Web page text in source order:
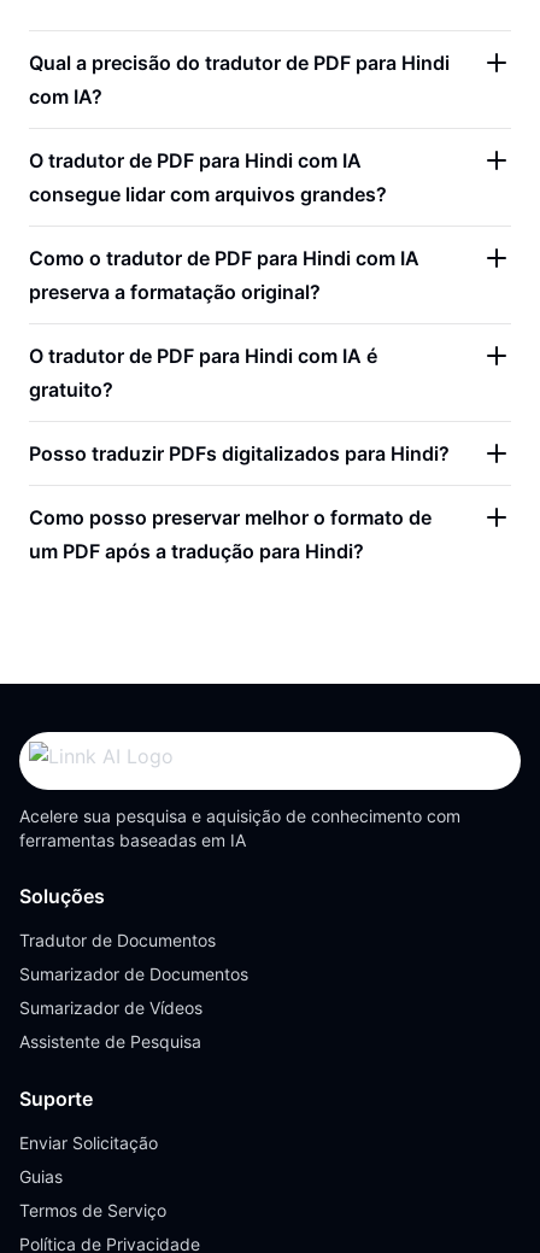
Qual a precisão do tradutor de PDF para Hindi
com IA?
O tradutor de PDF para Hindi com IA
consegue lidar com arquivos grandes?
Como o tradutor de PDF para Hindi com IA
preserva a formatação original?
O tradutor de PDF para Hindi com IA é
gratuito?
Posso traduzir PDFs digitalizados para Hindi?
Como posso preservar melhor o formato de
um PDF após a tradução para Hindi?
Acelere sua pesquisa e aquisição de conhecimento com
ferramentas baseadas em IA
Soluções
Tradutor de Documentos
Sumarizador de Documentos
Sumarizador de Vídeos
Assistente de Pesquisa
Suporte
Enviar Solicitação
Guias
Termos de Serviço
Política de Privacidade